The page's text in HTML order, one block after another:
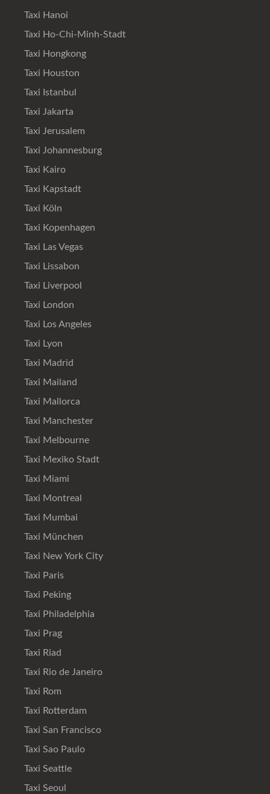
Taxi Hanoi
Taxi Ho-Chi-Minh-Stadt
Taxi Hongkong
Taxi Houston
Taxi Istanbul
Taxi Jakarta
Taxi Jerusalem
Taxi Johannesburg
Taxi Kairo
Taxi Kapstadt
Taxi Köln
Taxi Kopenhagen
Taxi Las Vegas
Taxi Lissabon
Taxi Liverpool
Taxi London
Taxi Los Angeles
Taxi Lyon
Taxi Madrid
Taxi Mailand
Taxi Mallorca
Taxi Manchester
Taxi Melbourne
Taxi Mexiko Stadt
Taxi Miami
Taxi Montreal
Taxi Mumbai
Taxi München
Taxi New York City
Taxi Paris
Taxi Peking
Taxi Philadelphia
Taxi Prag
Taxi Riad
Taxi Rio de Janeiro
Taxi Rom
Taxi Rotterdam
Taxi San Francisco
Taxi Sao Paulo
Taxi Seattle
Taxi Seoul